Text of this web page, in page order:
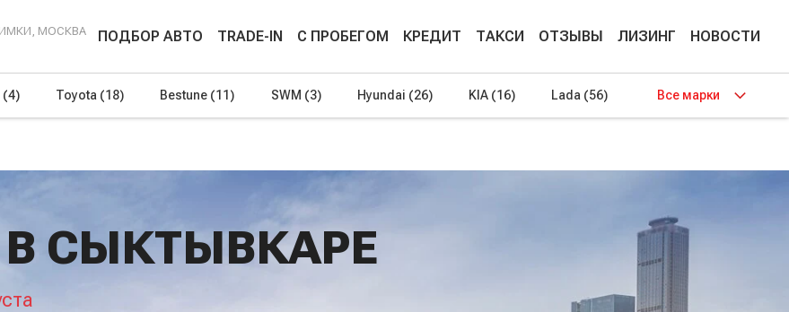
МОСКВА
ПОДБОР АВТО TRADE-IN С ПРОБЕГОМ КРЕДИТ ТАКСИ ОТЗЫВЫ ЛИЗИНГ НОВОСТИ
(4) Toyota (18) Bestune (11) SWM (3) Hyundai (26) KIA (16) Lada (56) Все марки
СЫКТЫВКАРЕ